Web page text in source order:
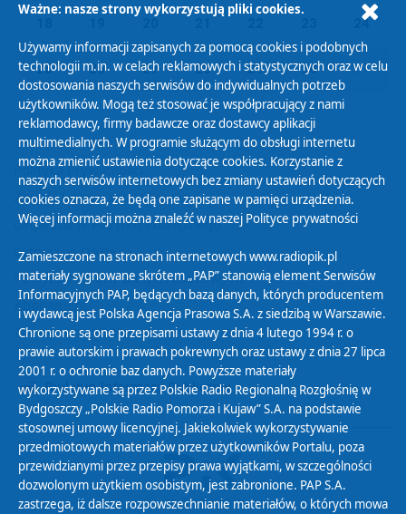
24
25 26 27 28 29 30 01
Polityka Prywatności
Zasady korzystania z Serwisu
Organizacje Pożytku Publicznego
Cyfryzacja DAB+
Polityka ochrony danych osobowych
Abonament
Zamówienia publiczne
Biuletyn Informacji Publicznej
Ważne: nasze strony wykorzystują pliki cookies.
Używamy informacji zapisanych za pomocą cookies i podobnych
technologii m.in. w celach reklamowych i statystycznych oraz w celu
dostosowania naszych serwisów do indywidualnych potrzeb
użytkowników. Mogą też stosować je współpracujący z nami
reklamodawcy, firmy badawcze oraz dostawcy aplikacji
multimedialnych. W programie służącym do obsługi internetu
można zmienić ustawienia dotyczące cookies. Korzystanie z
naszych serwisów internetowych bez zmiany ustawień dotyczących
cookies oznacza, że będą one zapisane w pamięci urządzenia.
Więcej informacji można znaleźć w naszej Polityce prywatności
Zamieszczone na stronach internetowych www.radiopik.pl
materiały sygnowane skrótem „PAP” stanowią element Serwisów
Informacyjnych PAP, będących bazą danych, których producentem
i wydawcą jest Polska Agencja Prasowa S.A. z siedzibą w Warszawie.
Chronione są one przepisami ustawy z dnia 4 lutego 1994 r. o
prawie autorskim i prawach pokrewnych oraz ustawy z dnia 27 lipca
2001 r. o ochronie baz danych. Powyższe materiały
wykorzystywane są przez Polskie Radio Regionalną Rozgłośnię w
Bydgoszczy „Polskie Radio Pomorza i Kujaw” S.A. na podstawie
stosownej umowy licencyjnej. Jakiekolwiek wykorzystywanie
przedmiotowych materiałów przez użytkowników Portalu, poza
przewidzianymi przez przepisy prawa wyjątkami, w szczególności
dozwolonym użytkiem osobistym, jest zabronione. PAP S.A.
zastrzega, iż dalsze rozpowszechnianie materiałów, o których mowa